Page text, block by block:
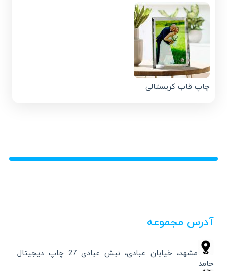
چاپ قاب کریستالی
آدرس مجموعه
مشهد، خیابان عبادی، نبش عبادی 27 چاپ دیجیتال
حامد